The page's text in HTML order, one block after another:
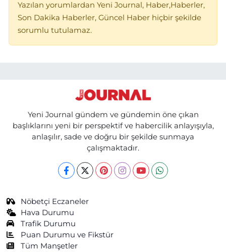
Yazılan yorumlardan Yeni Journal, Haber,Haberler,
Son Dakika Haberler, Güncel Haber hiçbir şekilde
sorumlu tutulamaz.
Yeni Journal gündem ve gündemin öne çıkan
başlıklarını yeni bir perspektif ve habercilik anlayışıyla,
anlaşılır, sade ve doğru bir şekilde sunmaya
çalışmaktadır.
Nöbetçi Eczaneler
Hava Durumu
Trafik Durumu
Puan Durumu ve Fikstür
Tüm Manşetler